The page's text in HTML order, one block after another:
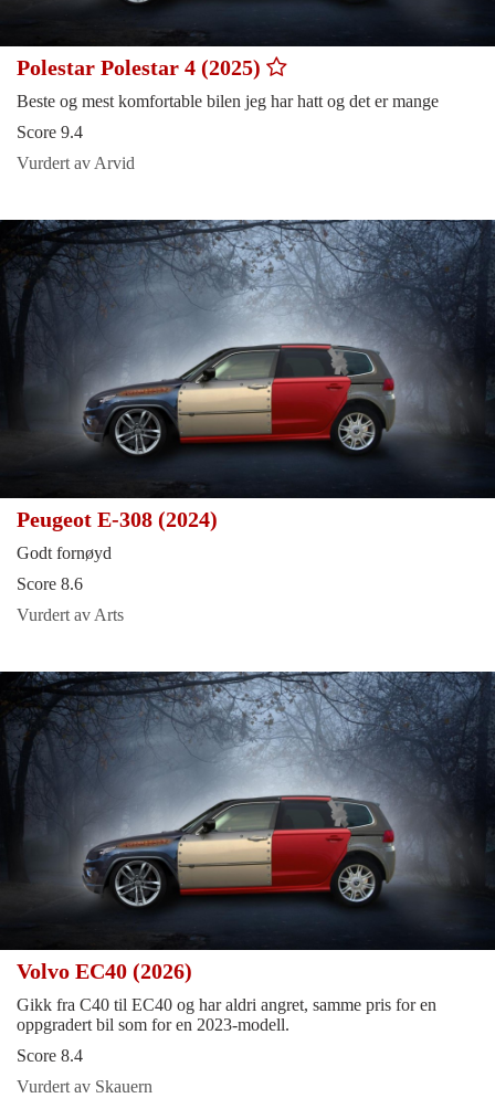
Polestar Polestar 4 (2025)
Beste og mest komfortable bilen jeg har hatt og det er mange
Score 9.4
Vurdert av Arvid
Peugeot E-308 (2024)
Godt fornøyd
Score 8.6
Vurdert av Arts
Volvo EC40 (2026)
Gikk fra C40 til EC40 og har aldri angret, samme pris for en
oppgradert bil som for en 2023-modell.
Score 8.4
Vurdert av Skauern